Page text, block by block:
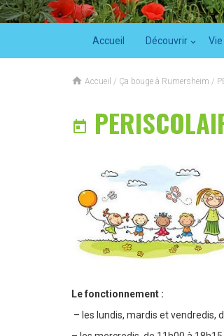
Accueil Découvrir
 Accueil / Ça bouge à Rumersheim /

Le fonctionnement :
– les lundis, mardis et vendredis,